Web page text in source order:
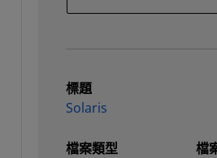
標題
Solaris
檔案類型
檔